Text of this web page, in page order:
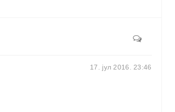
17. јул 2016. 23:46